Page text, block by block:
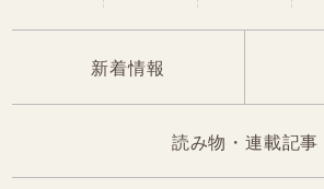
新着情報
読み物・連載記事